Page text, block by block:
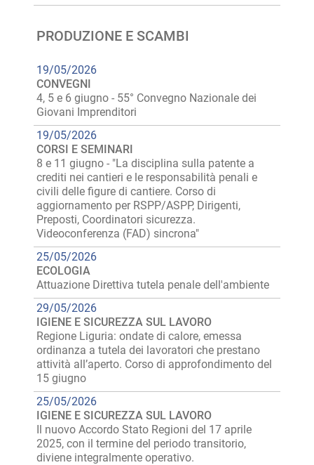
PRODUZIONE E SCAMBI
19/05/2026
CONVEGNI
4, 5 e 6 giugno - 55° Convegno Nazionale dei
Giovani Imprenditori
19/05/2026
CORSI E SEMINARI
8 e 11 giugno - "La disciplina sulla patente a
crediti nei cantieri e le responsabilità penali e
civili delle figure di cantiere. Corso di
aggiornamento per RSPP/ASPP, Dirigenti,
Preposti, Coordinatori sicurezza.
Videoconferenza (FAD) sincrona"
25/05/2026
ECOLOGIA
Attuazione Direttiva tutela penale dell'ambiente
29/05/2026
IGIENE E SICUREZZA SUL LAVORO
Regione Liguria: ondate di calore, emessa
ordinanza a tutela dei lavoratori che prestano
attività all’aperto. Corso di approfondimento del
15 giugno
25/05/2026
IGIENE E SICUREZZA SUL LAVORO
Il nuovo Accordo Stato Regioni del 17 aprile
2025, con il termine del periodo transitorio,
diviene integralmente operativo.